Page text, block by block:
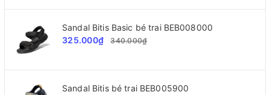
Sandal Bitis Basic bé trai BEB008000
325.000₫
340.000₫
Sandal Bitis bé trai BEB005900